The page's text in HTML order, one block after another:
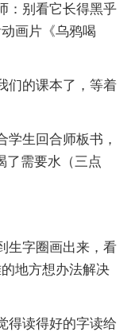
：别看它长得黑乎
画片《乌鸦喝
们的课本了，等着
学生回合师板书，
了需要水（三点
生字圈画出来，看
地方想办法解决
得读得好的字读给